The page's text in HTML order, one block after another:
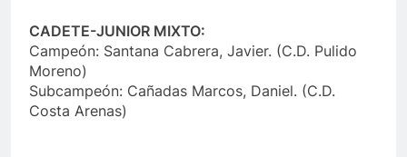
CADETE-JUNIOR MIXTO:
Campeón: Santana Cabrera, Javier. (C.D. Pulido
Moreno)
Subcampeón: Cañadas Marcos, Daniel. (C.D.
Costa Arenas)